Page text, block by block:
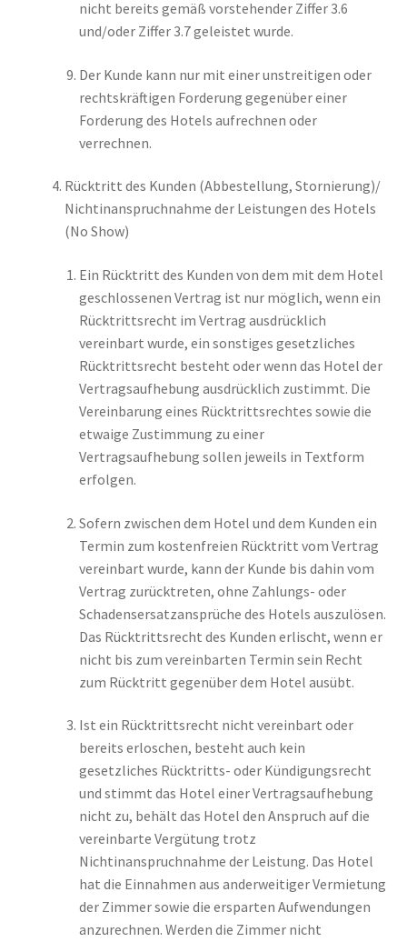
nicht bereits gemäß vorstehender Ziffer 3.6
und/oder Ziffer 3.7 geleistet wurde.
Der Kunde kann nur mit einer unstreitigen oder
rechtskräftigen Forderung gegenüber einer
Forderung des Hotels aufrechnen oder
verrechnen.
Rücktritt des Kunden (Abbestellung, Stornierung)/
Nichtinanspruchnahme der Leistungen des Hotels
(No Show)
Ein Rücktritt des Kunden von dem mit dem Hotel
geschlossenen Vertrag ist nur möglich, wenn ein
Rücktrittsrecht im Vertrag ausdrücklich
vereinbart wurde, ein sonstiges gesetzliches
Rücktrittsrecht besteht oder wenn das Hotel der
Vertragsaufhebung ausdrücklich zustimmt. Die
Vereinbarung eines Rücktrittsrechtes sowie die
etwaige Zustimmung zu einer
Vertragsaufhebung sollen jeweils in Textform
erfolgen.
Sofern zwischen dem Hotel und dem Kunden ein
Termin zum kostenfreien Rücktritt vom Vertrag
vereinbart wurde, kann der Kunde bis dahin vom
Vertrag zurücktreten, ohne Zahlungs- oder
Schadensersatzansprüche des Hotels auszulösen.
Das Rücktrittsrecht des Kunden erlischt, wenn er
nicht bis zum vereinbarten Termin sein Recht
zum Rücktritt gegenüber dem Hotel ausübt.
Ist ein Rücktrittsrecht nicht vereinbart oder
bereits erloschen, besteht auch kein
gesetzliches Rücktritts- oder Kündigungsrecht
und stimmt das Hotel einer Vertragsaufhebung
nicht zu, behält das Hotel den Anspruch auf die
vereinbarte Vergütung trotz
Nichtinanspruchnahme der Leistung. Das Hotel
hat die Einnahmen aus anderweitiger Vermietung
der Zimmer sowie die ersparten Aufwendungen
anzurechnen. Werden die Zimmer nicht